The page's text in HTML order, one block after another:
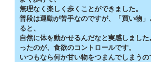
無理なく楽しく歩くことができました。
普段は運動が苦手なのですが、「買い物
ると、
自然に体を動かせるんだなと実感しまし
ったのが、食欲のコントロールです。
いつもなら何か甘い物をつまんでしまうの